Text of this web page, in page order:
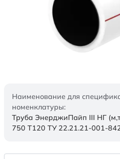
Наименование для
номенклатуры:
Труба ЭнерджиПайп III НГ
750 Т120 ТУ 22.21.21-001-